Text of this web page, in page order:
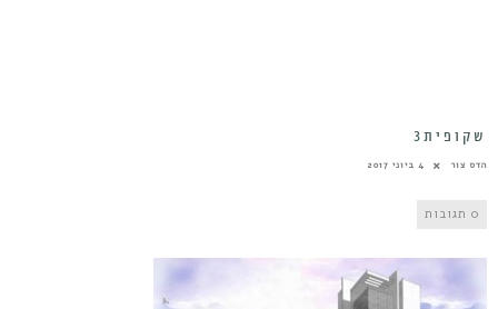
שקופית3
הדס צור 4 ביוני 2017
0 תגובות